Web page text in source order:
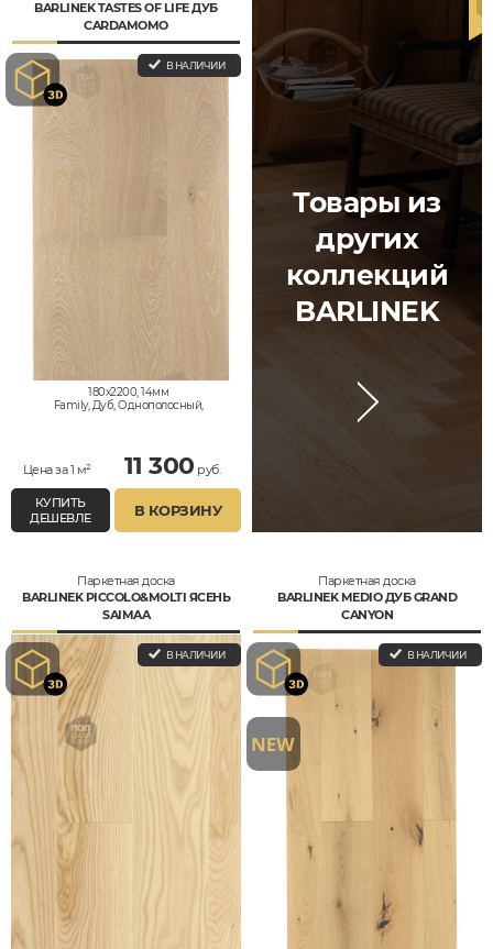
BARLINEK TASTES OF LIFE ДУБ
CARDAMOMO
В НАЛИЧИИ
180x2200, 14мм
Family, Дуб, Однополосный,
Цена за 1 м² 11 300 руб.
КУПИТЬ
ДЕШЕВЛЕ
В КОРЗИНУ
Товары из
других
коллекций
BARLINEK
Паркетная доска
BARLINEK PICCOLO&MOLTI ЯСЕНЬ
SAIMAA
В НАЛИЧИИ
Паркетная доска
BARLINEK MEDIO ДУБ GRAND
CANYON
В НАЛИЧИИ